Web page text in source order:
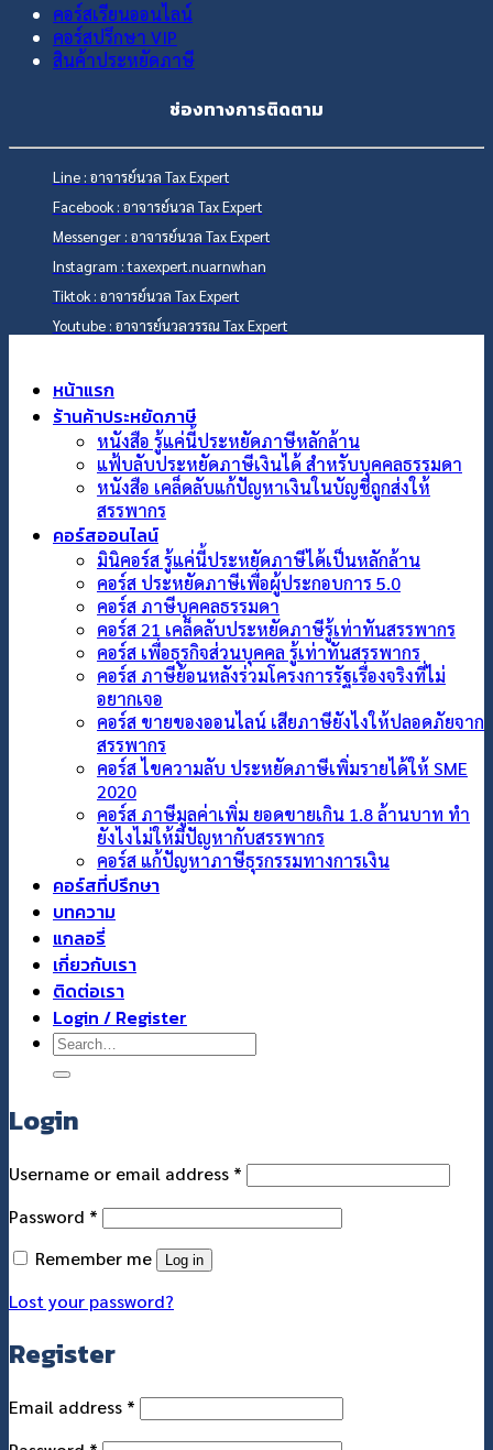
คอร์สเรียนออนไลน์
คอร์สปรึกษา VIP
สินค้าประหยัดภาษี
ช่องทางการติดตาม
Line : อาจารย์นวล Tax Expert
Facebook : อาจารย์นวล Tax Expert
Messenger : อาจารย์นวล Tax Expert
Instagram : taxexpert.nuarnwhan
Tiktok : อาจารย์นวล Tax Expert
Youtube : อาจารย์นวลวรรณ Tax Expert
หน้าแรก
ร้านค้าประหยัดภาษี
หนังสือ รู้แค่นี้ประหยัดภาษีหลักล้าน
แฟ้บลับประหยัดภาษีเงินได้ สำหรับบุคคลธรรมดา
หนังสือ เคล็ดลับแก้ปัญหาเงินในบัญชีถูกส่งให้
สรรพากร
คอร์สออนไลน์
มินิคอร์ส รู้แค่นี้ประหยัดภาษีได้เป็นหลักล้าน
คอร์ส ประหยัดภาษีเพื่อผู้ประกอบการ 5.0
คอร์ส ภาษีบุคคลธรรมดา
คอร์ส 21 เคล็ดลับประหยัดภาษีรู้เท่าทันสรรพากร
คอร์ส เพื่อธุรกิจส่วนบุคคล รู้เท่าทันสรรพากร
คอร์ส ภาษีย้อนหลังร่วมโครงการรัฐเรื่องจริงที่ไม่
อยากเจอ
คอร์ส ขายของออนไลน์ เสียภาษียังไงให้ปลอดภัยจาก
สรรพากร
คอร์ส ไขความลับ ประหยัดภาษีเพิ่มรายได้ให้ SME
2020
คอร์ส ภาษีมูลค่าเพิ่ม ยอดขายเกิน 1.8 ล้านบาท ทำ
ยังไงไม่ให้มีปัญหากับสรรพากร
คอร์ส แก้ปัญหาภาษีธุรกรรมทางการเงิน
คอร์สที่ปรึกษา
บทความ
แกลอรี่
เกี่ยวกับเรา
ติดต่อเรา
Login / Register
Search
Login
Username or email address * Required
Password * Required
Remember me
Log in
Lost your password?
Register
Email address * Required